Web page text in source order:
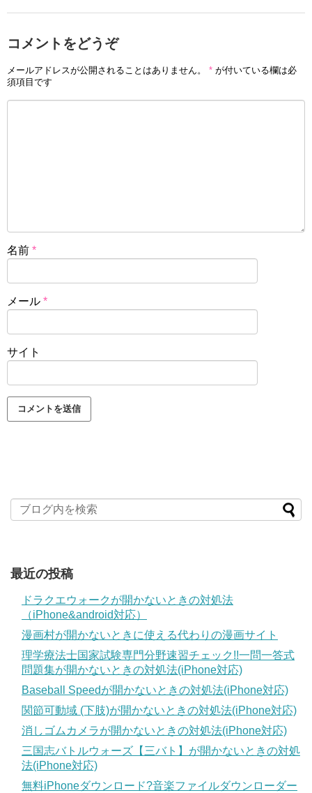
コメントをどうぞ
メールアドレスが公開されることはありません。 * が付いている欄は必
須項目です
名前 *
メール *
サイト
最近の投稿
ドラクエウォークが開かないときの対処法
（iPhone&android対応）
漫画村が開かないときに使える代わりの漫画サイト
理学療法士国家試験専門分野速習チェック!!一問一答式
問題集が開かないときの対処法(iPhone対応)
Baseball Speedが開かないときの対処法(iPhone対応)
関節可動域 (下肢)が開かないときの対処法(iPhone対応)
消しゴムカメラが開かないときの対処法(iPhone対応)
三国志バトルウォーズ【三バト】が開かないときの対処
法(iPhone対応)
無料iPhoneダウンロード?音楽ファイルダウンローダー